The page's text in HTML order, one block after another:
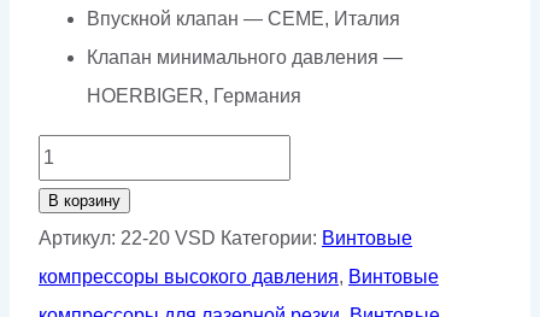
Впускной клапан — CEME, Италия
Клапан минимального давления —
HOERBIGER, Германия
Количество
товара
Винтовой
компрессор
GMP
В корзину
Артикул: 22-20 VSD Категории: Винтовые
компрессоры высокого давления, Винтовые